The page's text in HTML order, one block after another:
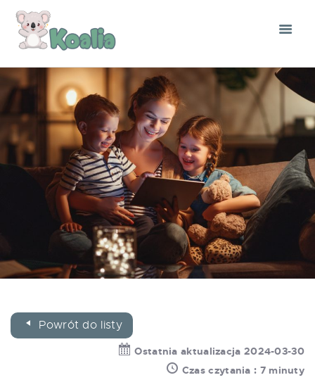
Powrót do listy
Ostatnia aktualizacja 2024-03-30
Czas czytania : 7 minuty